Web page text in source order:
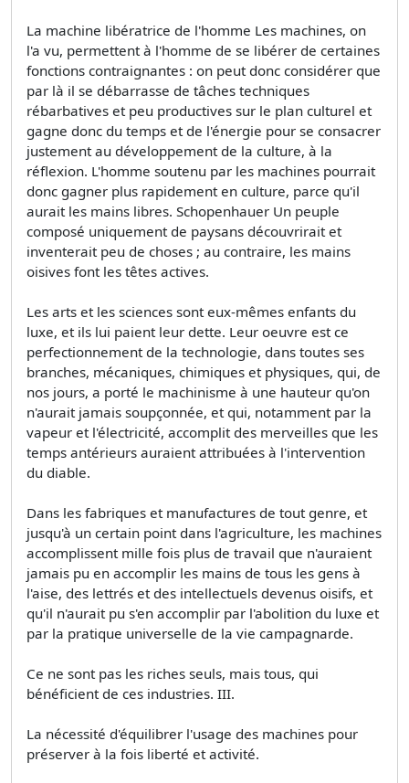
La machine libératrice de l'homme Les machines, on
l'a vu, permettent à l'homme de se libérer de certaines
fonctions contraignantes : on peut donc considérer que
par là il se débarrasse de tâches techniques
rébarbatives et peu productives sur le plan culturel et
gagne donc du temps et de l'énergie pour se consacrer
justement au développement de la culture, à la
réflexion. L'homme soutenu par les machines pourrait
donc gagner plus rapidement en culture, parce qu'il
aurait les mains libres. Schopenhauer Un peuple
composé uniquement de paysans découvrirait et
inventerait peu de choses ; au contraire, les mains
oisives font les têtes actives.
Les arts et les sciences sont eux-mêmes enfants du
luxe, et ils lui paient leur dette. Leur oeuvre est ce
perfectionnement de la technologie, dans toutes ses
branches, mécaniques, chimiques et physiques, qui, de
nos jours, a porté le machinisme à une hauteur qu'on
n'aurait jamais soupçonnée, et qui, notamment par la
vapeur et l'électricité, accomplit des merveilles que les
temps antérieurs auraient attribuées à l'intervention
du diable.
Dans les fabriques et manufactures de tout genre, et
jusqu'à un certain point dans l'agriculture, les machines
accomplissent mille fois plus de travail que n'auraient
jamais pu en accomplir les mains de tous les gens à
l'aise, des lettrés et des intellectuels devenus oisifs, et
qu'il n'aurait pu s'en accomplir par l'abolition du luxe et
par la pratique universelle de la vie campagnarde.
Ce ne sont pas les riches seuls, mais tous, qui
bénéficient de ces industries. III.
La nécessité d'équilibrer l'usage des machines pour
préserver à la fois liberté et activité.